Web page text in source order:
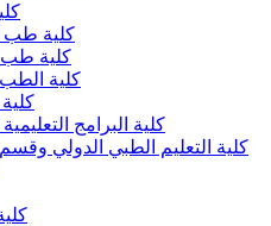
كلية طب
كلية طب
كلية الطب
كلية البرامج
كلية التعليم الطبي الدولي وقسم